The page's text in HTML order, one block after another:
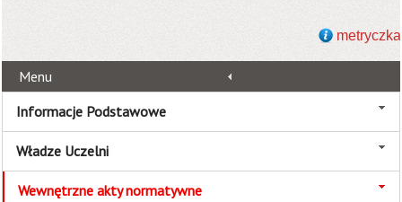
metryczka
Menu
Informacje Podstawowe
Władze Uczelni
Wewnętrzne akty normatywne